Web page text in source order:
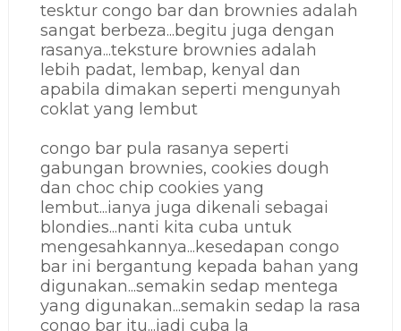
tesktur congo bar dan brownies adalah
sangat berbeza...begitu juga dengan
rasanya...teksture brownies adalah
lebih padat, lembap, kenyal dan
apabila dimakan seperti mengunyah
coklat yang lembut
congo bar pula rasanya seperti
gabungan brownies, cookies dough
dan choc chip cookies yang
lembut...ianya juga dikenali sebagai
blondies...nanti kita cuba untuk
mengesahkannya...kesedapan congo
bar ini bergantung kepada bahan yang
digunakan...semakin sedap mentega
yang digunakan...semakin sedap la rasa
congo bar itu...jadi cuba la